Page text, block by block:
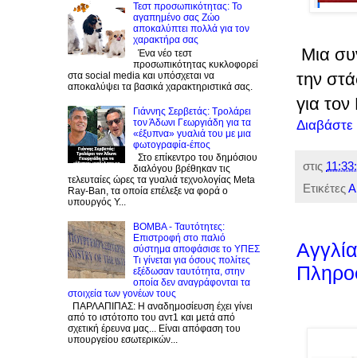
Μια
την
για
στις
Ετικέτες
Τεστ προσωπικότητας: Το
αγαπημένο σας Zώο
αποκαλύπτει πολλά για τον
χαρακτήρα σας
Ένα νέο τεστ
προσωπικότητας κυκλοφορεί
στα social media και υπόσχεται να
αποκαλύψει τα βασικά χαρακτηριστικά σας.
Γιάννης Σερβετάς: Τρολάρει
τον Άδωνι Γεωργιάδη για τα
«έξυπνα» γυαλιά του με μια
φωτογραφία-έπος
Στο επίκεντρο του δημόσιου
διαλόγου βρέθηκαν τις
τελευταίες ώρες τα γυαλιά τεχνολογίας Meta
Ray-Ban, τα οποία επέλεξε να φορά ο
υπουργός Υ...
BOMBA - Ταυτότητες:
Eπιστροφή στο παλιό
σύστημα αποφάσισε το ΥΠΕΣ
Τι γίνεται για όσους πολίτες
εξέδωσαν ταυτότητα, στην
οποία δεν αναγράφονται τα
στοιχεία των γονέων τους
ΠΑΡΛΑΠΙΠΑΣ: Η αναδημοσίευση έχει γίνει
από το ιστότοπο του αντ1 και μετά από
σχετική έρευνα μας... Είναι απόφαση του
υπουργείου εσωτερικών...